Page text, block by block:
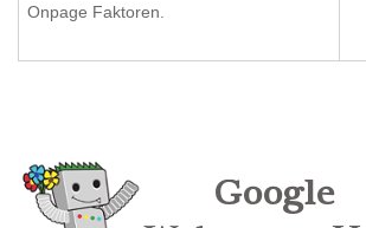
Onpage Faktoren.